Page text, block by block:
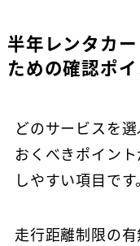
半年レンタカ
ための確認ポ
どのサービスを
おくべきポイン
しやすい項目です。
走行距離制限の